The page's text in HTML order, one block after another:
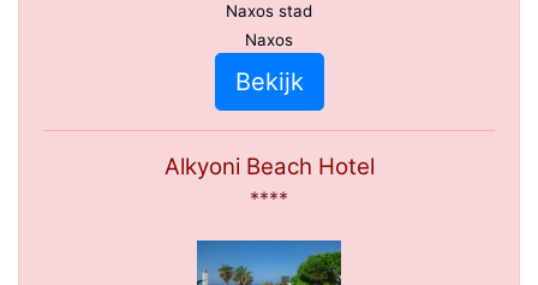
Naxos stad
Naxos
Bekijk
Alkyoni Beach Hotel
****